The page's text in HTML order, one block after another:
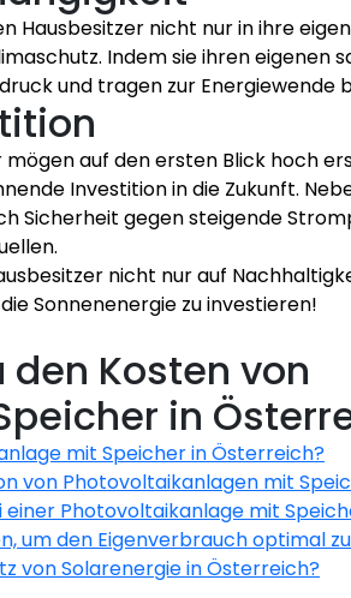
Hausbesitzer nicht nur in ihre
Indem sie ihren eigenen
und tragen zur Energiewende
auf den ersten Blick hoch
Investition in die Zukunft.
Sicherheit gegen steigende
nicht nur auf
Sonnenenergie zu investieren!
Kosten von
in
mit Speicher in Österreich?
von Photovoltaikanlagen mit
Photovoltaikanlage mit
um den Eigenverbrauch optimal
von Solarenergie in Österreich?